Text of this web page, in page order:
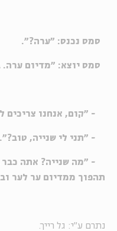
סמס נכנס: "ערה?".
סמס יוצא: "מדיום ערה.
- "קום, אנחנו צריכים
- "תני לי שנייה, טוב?".
- "מה שנייה? אתה כבר
תהפוך ממדיום ער לער
נתרם ע"י: גל רייך.